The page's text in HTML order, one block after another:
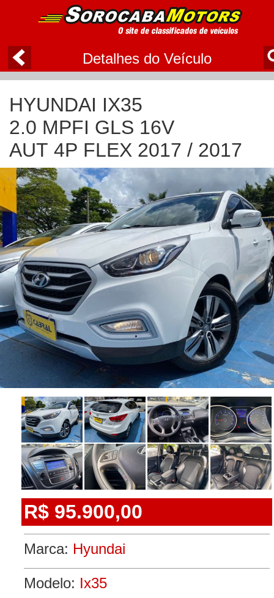
Detalhes do Veículo
HYUNDAI IX35
2.0 MPFI GLS 16V
AUT 4P FLEX 2017 / 2017
R$ 95.900,00
Marca: Hyundai
Modelo: Ix35